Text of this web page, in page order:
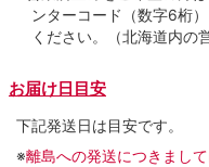
ンターコード（数字6桁
ください。（北海道内の
お届け日目安
下記発送日は目安です。
※離島への発送につきまし